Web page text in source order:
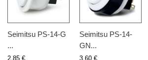
Seimitsu PS-14-G
...
2,85 €
Seimitsu PS-14-
GN...
3,60 €